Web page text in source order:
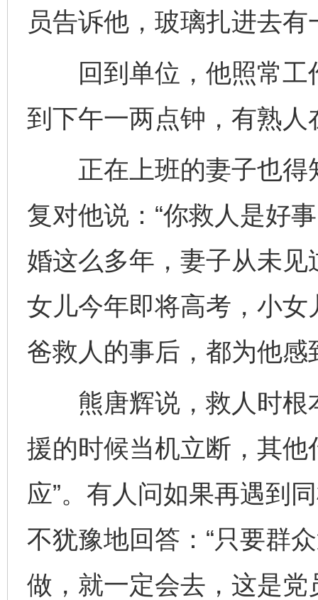
员告诉他，玻璃扎进去
回到单位，他照常工
到下午一两点钟，有熟
正在上班的妻子也得
复对他说：“你救人是好
婚这么多年，妻子从未
女儿今年即将高考，小
爸救人的事后，都为他感
熊唐辉说，救人时根
援的时候当机立断，其
应”。有人问如果再遇到
不犹豫地回答：“只要群
做，就一定会去，这是党